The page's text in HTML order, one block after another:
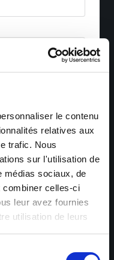
le contenu
relatives aux
trafic. Nous
sur l'utilisation de
médias sociaux, de
combiner celles-ci
leur avez fournies
utilisation de leurs